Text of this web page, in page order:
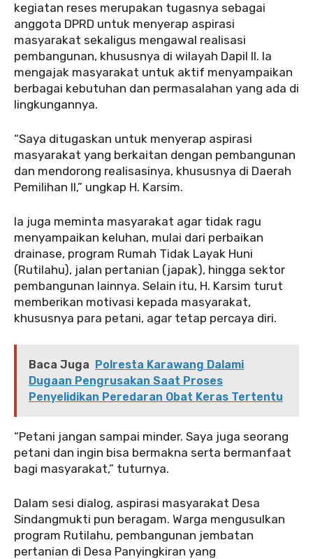
kegiatan reses merupakan tugasnya sebagai
anggota DPRD untuk menyerap aspirasi
masyarakat sekaligus mengawal realisasi
pembangunan, khususnya di wilayah Dapil II. Ia
mengajak masyarakat untuk aktif menyampaikan
berbagai kebutuhan dan permasalahan yang ada di
lingkungannya.
“Saya ditugaskan untuk menyerap aspirasi
masyarakat yang berkaitan dengan pembangunan
dan mendorong realisasinya, khususnya di Daerah
Pemilihan II,” ungkap H. Karsim.
Ia juga meminta masyarakat agar tidak ragu
menyampaikan keluhan, mulai dari perbaikan
drainase, program Rumah Tidak Layak Huni
(Rutilahu), jalan pertanian (japak), hingga sektor
pembangunan lainnya. Selain itu, H. Karsim turut
memberikan motivasi kepada masyarakat,
khususnya para petani, agar tetap percaya diri.
Baca Juga Polresta Karawang Dalami
Dugaan Pengrusakan Saat Proses
Penyelidikan Peredaran Obat Keras Tertentu
“Petani jangan sampai minder. Saya juga seorang
petani dan ingin bisa bermakna serta bermanfaat
bagi masyarakat,” tuturnya.
Dalam sesi dialog, aspirasi masyarakat Desa
Sindangmukti pun beragam. Warga mengusulkan
program Rutilahu, pembangunan jembatan
pertanian di Desa Panyingkiran yang